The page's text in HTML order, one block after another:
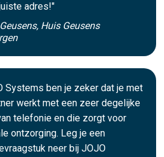
adres!"
Huis Geusens
Systems ben je zeker dat je met
werkt met een zeer degelijke
telefonie en die zorgt voor
ontzorging. Leg je een
neer bij JOJO